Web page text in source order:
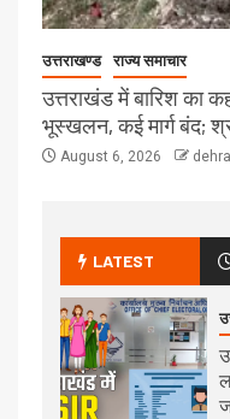
उत्तराखण्ड राज्य समाचार
उत्तराखंड में बारिश का
भूस्खलन, कई मार्ग बंद;
August 6, 2026
LATEST